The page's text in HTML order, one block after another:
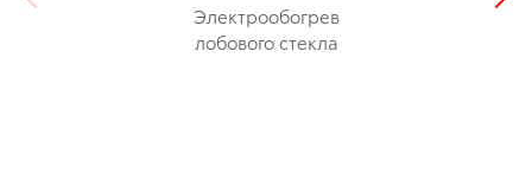
Электрообогрев
лобового стекла